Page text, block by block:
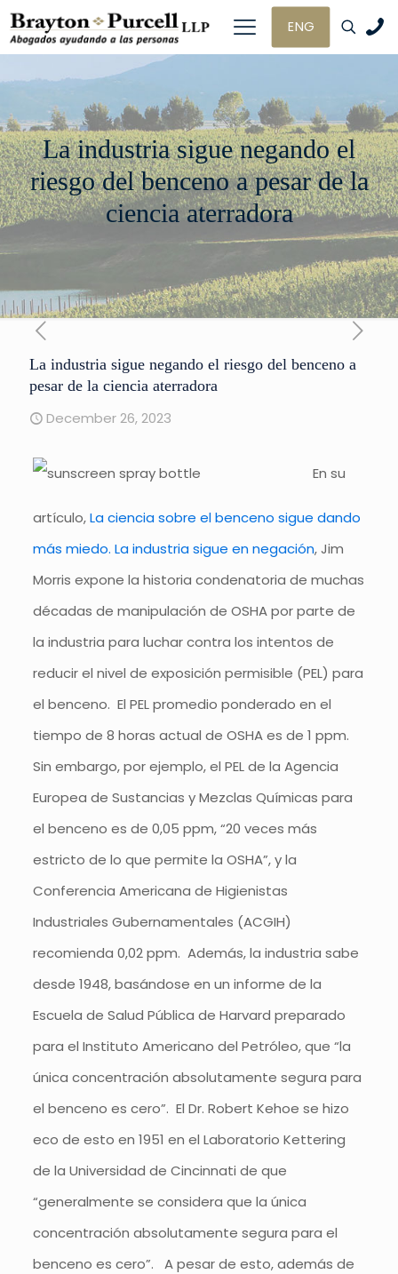
ENG
La industria sigue negando el
riesgo del benceno a pesar de la
ciencia aterradora
La industria sigue negando el riesgo del benceno a
pesar de la ciencia aterradora
December 26, 2023
En su
artículo,La ciencia sobre el benceno sigue dando
más miedo. La industria sigue en negación, Jim
Morris expone la historia condenatoria de muchas
décadas de manipulación de OSHA por parte de
la industria para luchar contra los intentos de
reducir el nivel de exposición permisible (PEL) para
el benceno. El PEL promedio ponderado en el
tiempo de 8 horas actual de OSHA es de 1 ppm.
Sin embargo, por ejemplo, el PEL de la Agencia
Europea de Sustancias y Mezclas Químicas para
el benceno es de 0,05 ppm, “20 veces más
estricto de lo que permite la OSHA”, y la
Conferencia Americana de Higienistas
Industriales Gubernamentales (ACGIH)
recomienda 0,02 ppm. Además, la industria sabe
desde 1948, basándose en un informe de la
Escuela de Salud Pública de Harvard preparado
para el Instituto Americano del Petróleo, que “la
única concentración absolutamente segura para
el benceno es cero”. El Dr. Robert Kehoe se hizo
eco de esto en 1951 en el Laboratorio Kettering
de la Universidad de Cincinnati de que
“generalmente se considera que la única
concentración absolutamente segura para el
benceno es cero”. A pesar de esto, además de